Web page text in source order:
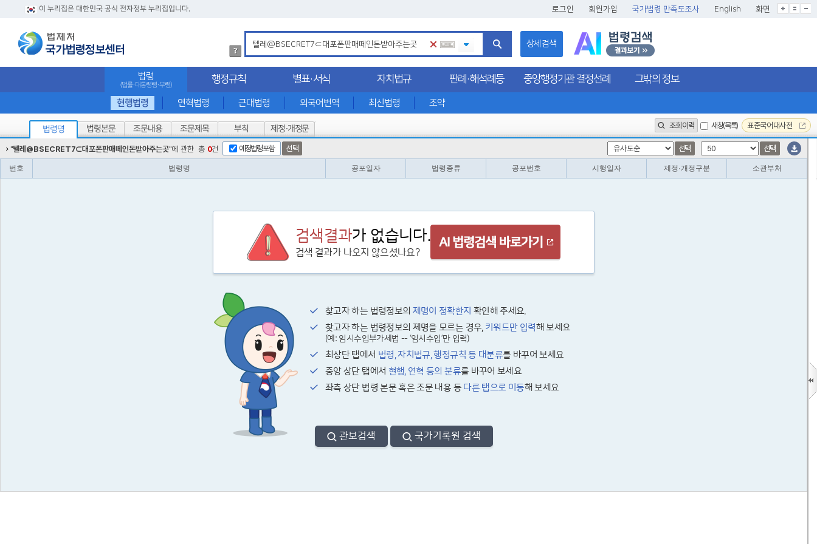
이 누리집은 대한민국 공식 전자정부 누리집입니다. 로그인 회원가입 국가법령 만족도조사 English 화면
글씨크기확대
글씨크기확대초기화
글씨크기축소
법
령
검
색
세
내
용
확
상세검색
법령
(법률·대통령령·부령)
현행법령 연혁법령 근대법령 외국어번역 최신법령 조약
행정규칙 별표·서식 자치법규 판례·해석례등 중앙행정기관 결정선례 그밖의 정보
법령명 법령본문 조문내용 조문제목 부칙 제정·개정문 조회이력 새창(목록) 표준국어대사전
"텔레@BSECRET7⊂대포폰판매떼인돈받아주는곳"에 관한 총 0건 예정법령포함 선택 선택 선택
번호 법령명 공포일자 법령종류 공포번호 시행일자 제정·개정구분 소관부처
검색결과가 없습니다.
검색 결과가 나오지 않으셨나요?
찾고자 하는 법령정보의 제명이 정확한지 확인해 주세요.
찾고자 하는 법령정보의 제명을 모르는 경우, 키워드만 입력해 보세요
(예: 임시수입부가세법 -- ‘임시수입’만 입력)
최상단 탭에서 법령, 자치법규, 행정규칙 등 대분류를 바꾸어 보세요
중앙 상단 탭에서 현행, 연혁 등의 분류를 바꾸어 보세요
좌측 상단 법령 본문 혹은 조문 내용 등 다른 탭으로 이동해 보세요
관보검색 국가기록원 검색